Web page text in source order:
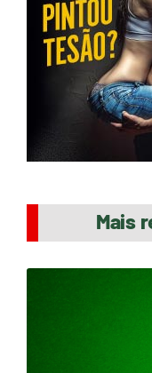
Mais